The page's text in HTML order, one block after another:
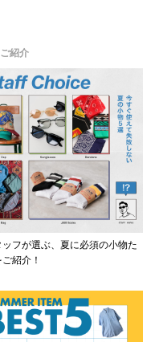
紹介
ッフが選ぶ、夏に必須の小物た
紹介！